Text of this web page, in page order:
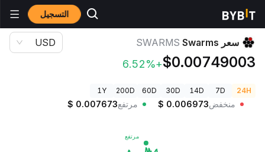
التسجيل أسعار العملات الرقمية
سعر Swarms SWARMS
$0.00749003
+6.52%
USD
24H
7D
14D
30D
60D
200D
1Y
منخفض $ 0.006973 مرتفع $ 0.007673